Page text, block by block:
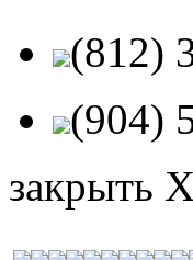
(812)
(904)
закрыть X